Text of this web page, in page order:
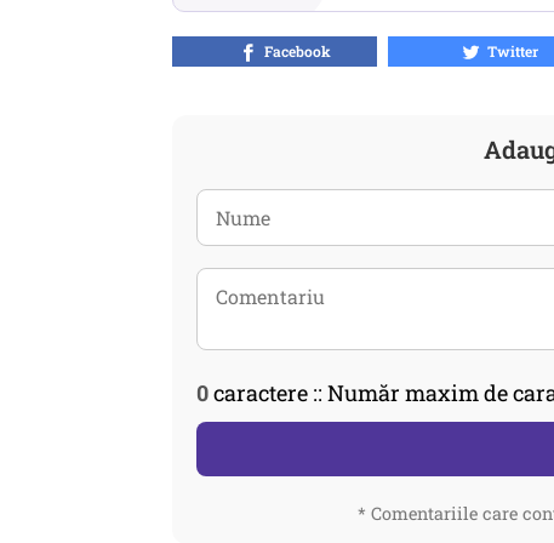
Facebook Twitter
0caractere :: Număr maxim de
* Comentariile care